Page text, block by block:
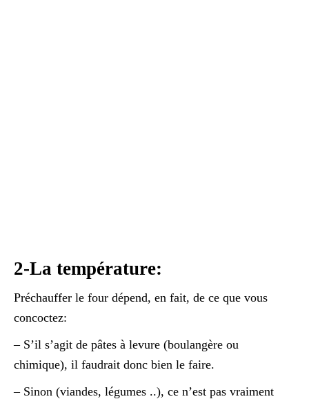
2-La température:
Préchauffer le four dépend, en fait, de ce que vous
concoctez:
– S’il s’agit de pâtes à levure (boulangère ou
chimique), il faudrait donc bien le faire.
– Sinon (viandes, légumes ..), ce n’est pas vraiment